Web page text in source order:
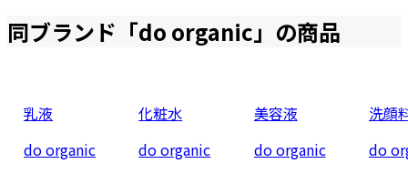
同ブランド「do organic」の商品
乳液
do organic
化粧水
do organic
美容液
do organic
洗顔
do